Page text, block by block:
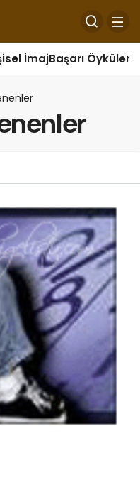
İmajBaşarı Öyküleri